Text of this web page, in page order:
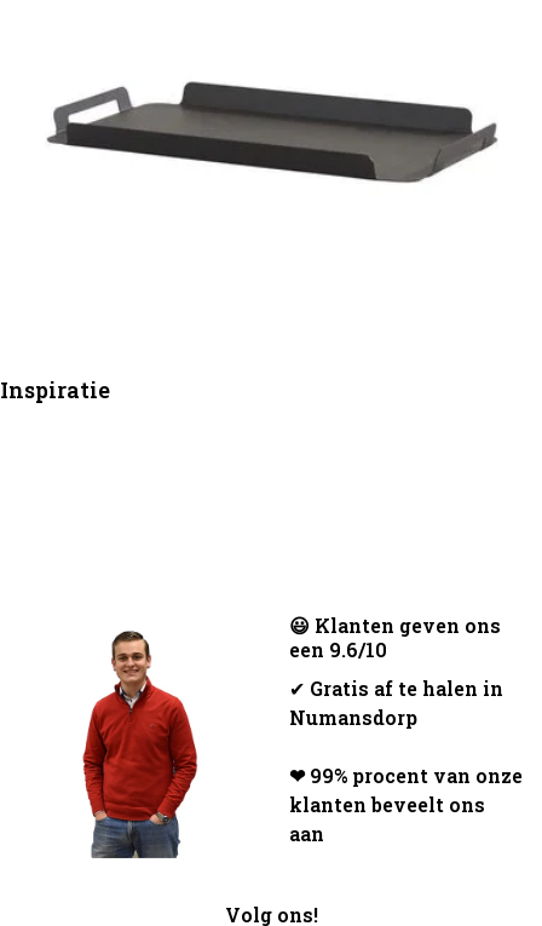
Inspiratie
😃 Klanten geven ons
een 9.6/10
✔ Gratis af te halen in
Numansdorp
❤ 99% procent van onze
klanten beveelt ons
aan
Volg ons!